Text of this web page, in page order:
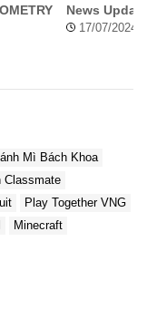
News
17/07/2024
Mì Bách Khoa
Classmate
Play Together VNG
Minecraft